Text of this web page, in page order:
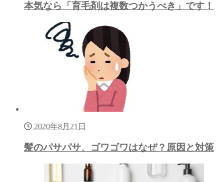
本気なら「育毛剤は複数つかうべき」です！
2020年8月21日
髪のパサパサ、ゴワゴワはなぜ？原因と対策